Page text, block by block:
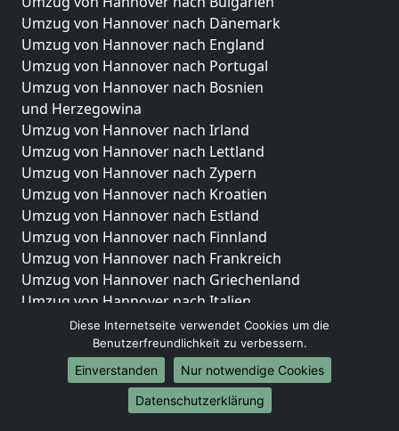
Umzug von Hannover nach Dänemark
Umzug von Hannover nach England
Umzug von Hannover nach Portugal
Umzug von Hannover nach Bosnien
und Herzegowina
Umzug von Hannover nach Irland
Umzug von Hannover nach Lettland
Umzug von Hannover nach Zypern
Umzug von Hannover nach Kroatien
Umzug von Hannover nach Estland
Umzug von Hannover nach Finnland
Umzug von Hannover nach Frankreich
Umzug von Hannover nach Griechenland
Umzug von Hannover nach Italien
Umzug von Hannover nach Liechtenstein
Umzug von Hannover nach Luxemburg
Umzug von Hannover nach Niederlande
Umzug von Hannover nach Norwegen
Umzüge-Deutschlandweit
Diese Internetseite verwendet Cookies um die
Benutzerfreundlichkeit zu verbessern.
Einverstanden
Nur notwendige Cookies
Datenschutzerklärung